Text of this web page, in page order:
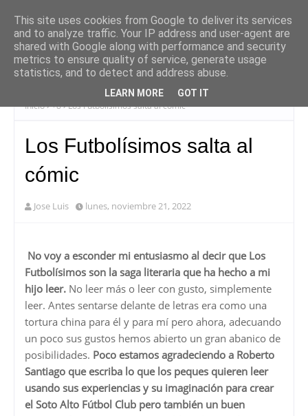
Inicio +8 Los Futbolísimos salta al cómic
Los Futbolísimos salta al
cómic
Jose Luis lunes, noviembre 21, 2022
No voy a esconder mi entusiasmo al decir que Los
Futbolísimos son la saga literaria que ha hecho a mi
hijo leer. No leer más o leer con gusto, simplemente
leer. Antes sentarse delante de letras era como una
tortura china para él y para mí pero ahora, adecuando
un poco sus gustos hemos abierto un gran abanico de
posibilidades. Poco estamos agradeciendo a Roberto
Santiago que escriba lo que los peques quieren leer
usando sus experiencias y su imaginación para crear
el Soto Alto Fútbol Club pero también un buen
This site uses cookies from Google to deliver its services
and to analyze traffic. Your IP address and user-agent are
shared with Google along with performance and security
metrics to ensure quality of service, generate usage
statistics, and to detect and address abuse.
LEARN MORE GOT IT